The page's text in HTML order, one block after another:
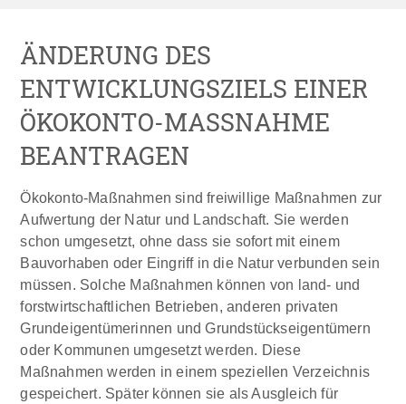
ÄNDERUNG DES
ENTWICKLUNGSZIELS EINER
ÖKOKONTO-MASSNAHME B
EANTRAGEN
Ökokonto-Maßnahmen sind freiwillige Maßnahmen zur
Aufwertung der Natur und Landschaft. Sie werden
schon umgesetzt, ohne dass sie sofort mit einem
Bauvorhaben oder Eingriff in die Natur verbunden sein
müssen. Solche Maßnahmen können von land- und
forstwirtschaftlichen Betrieben, anderen privaten
Grundeigentümerinnen und Grundstückseigentümern
oder Kommunen umgesetzt werden. Diese
Maßnahmen werden in einem speziellen Verzeichnis
gespeichert. Später können sie als Ausgleich für